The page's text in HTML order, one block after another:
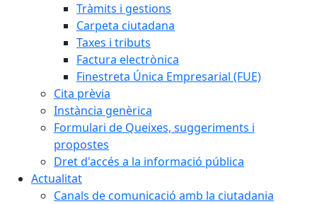
Tràmits i gestions
Carpeta ciutadana
Taxes i tributs
Factura electrònica
Finestreta Única Empresarial (FUE)
Cita prèvia
Instància genèrica
Formulari de Queixes, suggeriments i
propostes
Dret d'accés a la informació pública
Actualitat
Canals de comunicació amb la ciutadania